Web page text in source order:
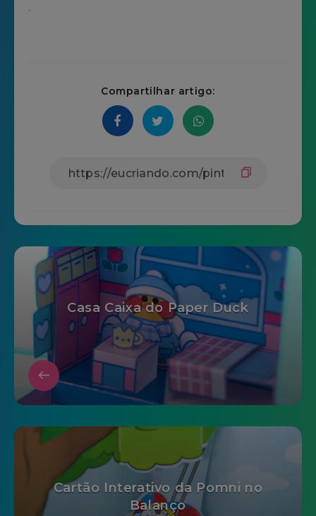
.
Compartilhar artigo:
Casa Caixa do Paper Duck
Cartão Interativo da Pomni no
Balanço